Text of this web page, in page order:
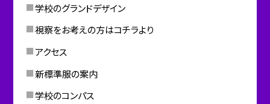
学校のグランドデザイン
視察をお考えの方はコチラより
アクセス
新標準服の案内
学校のコンパス